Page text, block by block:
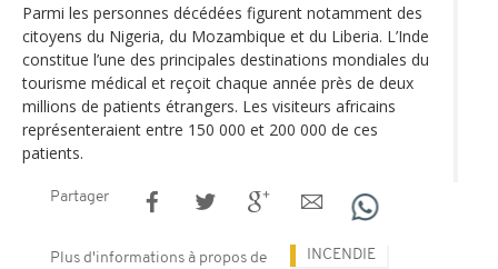
Parmi les personnes décédées figurent notamment des
citoyens du Nigeria, du Mozambique et du Liberia. L’Inde
constitue l’une des principales destinations mondiales du
tourisme médical et reçoit chaque année près de deux
millions de patients étrangers. Les visiteurs africains
représenteraient entre 150 000 et 200 000 de ces
patients.
Partager
Plus d'informations à propos de INCENDIE